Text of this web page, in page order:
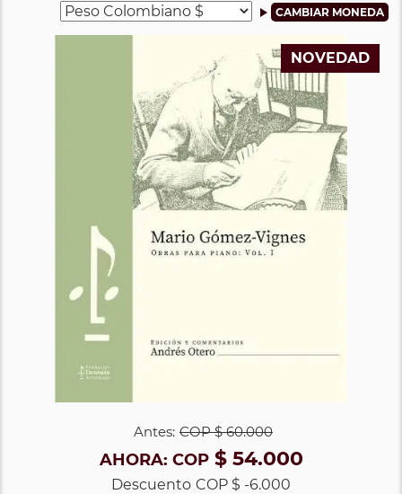
NOVEDAD
Antes: COP$ 60.000
AHORA: COP$ 54.000
Descuento COP $ -6.000